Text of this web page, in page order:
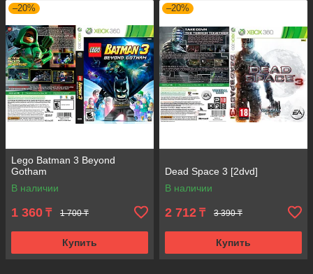
–20%
Lego Batman 3 Beyond
Gotham
В наличии
1 360 ₸ 1 700 ₸
Купить
–20%
Dead Space 3 [2dvd]
В наличии
2 712 ₸ 3 390 ₸
Купить